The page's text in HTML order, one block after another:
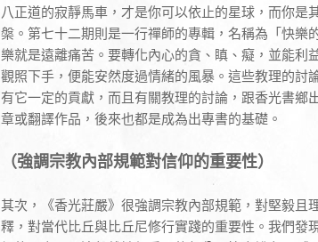
八正道的寂靜馬車，才是你可以依止的星球，而你
槃。第七十二期則是一行禪師的專輯，名稱為「快
樂就是遠離痛苦。要轉化內心的貪、瞋、癡，並能利
觀照下手，便能安然度過情緒的風暴。這些教理的討
有它一定的貢獻，而且有關教理的討論，跟香光書
章或翻譯作品，後來也都是成為出專書的基礎。
（強調宗教內部規範對信仰的重要性）
其次，《香光莊嚴》很強調宗教內部規範，對堅毅且
釋，對當代比丘與比丘尼修行實踐的重要性。我們發